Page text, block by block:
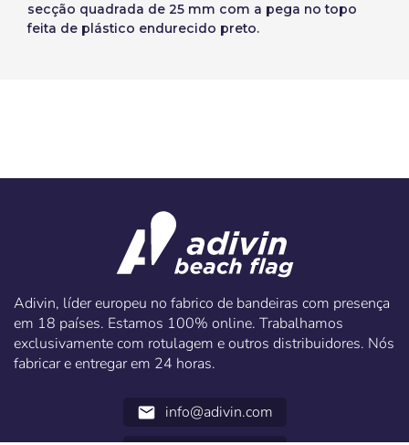
Criar conta
secção quadrada de 25 mm com a pega no topo
feita de plástico endurecido preto.
Adivin, líder europeu no fabrico de bandeiras com presença
em 18 países. Estamos 100% online. Trabalhamos
exclusivamente com rotulagem e outros distribuidores. Nós
fabricar e entregar em 24 horas.
email info@adivin.com